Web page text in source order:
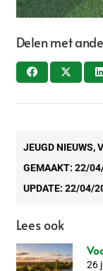
Delen met
JEUGD NIEUWS,
GEMAAKT: 22/
UPDATE: 22/04/
Lees ook
26